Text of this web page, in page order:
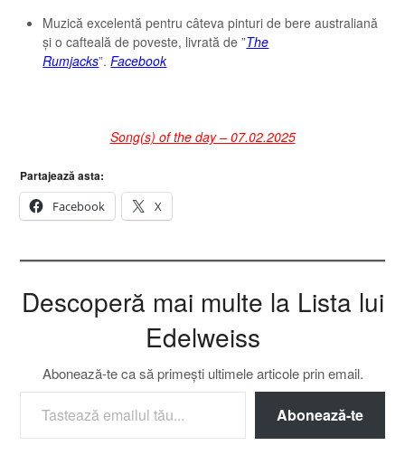
Muzică excelentă pentru câteva pinturi de bere australiană
și o cafteală de poveste, livrată de ”The
Rumjacks”.Facebook
Song(s) of the day – 07.02.2025
Partajează asta:
Facebook
X
Descoperă mai multe la Lista lui
Edelweiss
Abonează-te ca să primești ultimele articole prin email.
TASTEAZĂ EMAILUL TĂU...
Abonează-te